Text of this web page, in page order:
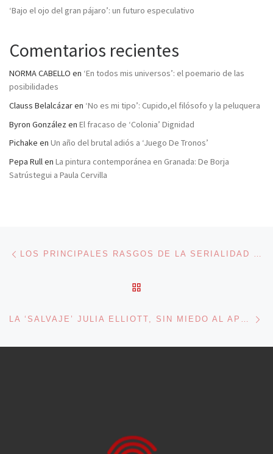
‘Bajo el ojo del gran pájaro’: un futuro especulativo
Comentarios recientes
NORMA CABELLO en ‘En todos mis universos’: el poemario de las
posibilidades
Clauss Belalcázaren ‘No es mi tipo’: Cupido,el filósofo y la peluquera
Byron González en El fracaso de ‘Colonia’ Dignidad
Pichake en Un año del brutal adiós a ‘Juego De Tronos’
Pepa Rullen La pintura contemporánea en Granada: De Borja
Satrústegui a Paula Cervilla
Navegación de entradas LOS PRINCIPALES RASGOS DE LA SERIALIDAD DEL CÓMIC NORTEAMERICANO
LA ‘SALVAJE’ JULIA ELLIOTT, SIN MIEDO AL APOCALIPSIS